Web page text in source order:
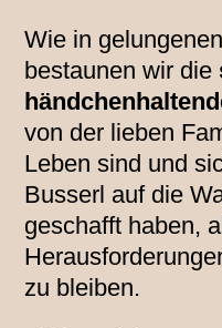
Wie in
bestaunen wir die
von der lieben
Leben sind und
Busserl auf die
geschafft haben,
zu bleiben.